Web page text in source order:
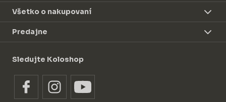
Všetko o nakupovaní
Predajne
Sledujte Koloshop